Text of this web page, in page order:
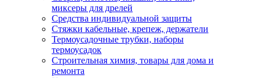
миксеры для дрелей
Средства индивидуальной защиты
Стяжки кабельные, крепеж, держатели
Термоусадочные трубки, наборы
термоусадок
Строительная химия, товары для дома и
ремонта